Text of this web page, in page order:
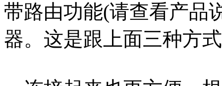
带路由功能(请查看产品
器。这是跟上面三种方式